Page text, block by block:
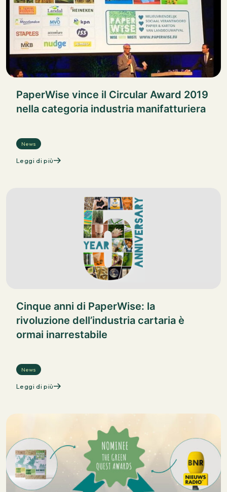
PaperWise vince il Circular Award 2019
nella categoria industria manifatturiera
News
Leggi di più
Cinque anni di PaperWise: la
rivoluzione dell’industria cartaria è
ormai inarrestabile
News
Leggi di più